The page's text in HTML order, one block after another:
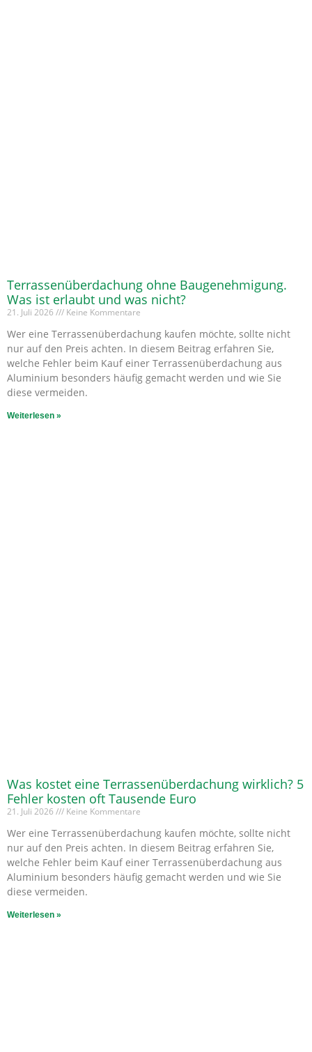
Terrassenüberdachung ohne Baugenehmigung.
Was ist erlaubt und was nicht?
21. Juli 2026 Keine Kommentare
Wer eine Terrassenüberdachung kaufen möchte, sollte nicht
nur auf den Preis achten. In diesem Beitrag erfahren Sie,
welche Fehler beim Kauf einer Terrassenüberdachung aus
Aluminium besonders häufig gemacht werden und wie Sie
diese vermeiden.
Weiterlesen »
Was kostet eine Terrassenüberdachung wirklich? 5
Fehler kosten oft Tausende Euro
21. Juli 2026 Keine Kommentare
Wer eine Terrassenüberdachung kaufen möchte, sollte nicht
nur auf den Preis achten. In diesem Beitrag erfahren Sie,
welche Fehler beim Kauf einer Terrassenüberdachung aus
Aluminium besonders häufig gemacht werden und wie Sie
diese vermeiden.
Weiterlesen »